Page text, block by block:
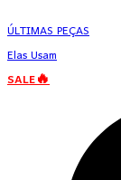
ÚLTIMAS PEÇAS
Elas Usam
SALE🔥